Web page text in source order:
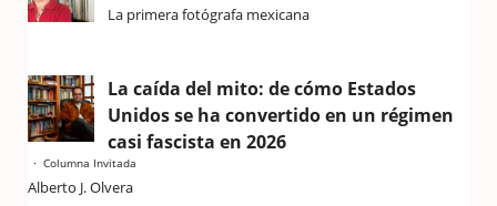
La primera fotógrafa mexicana
La caída del mito: de cómo Estados
Unidos se ha convertido en un régimen
casi fascista en 2026
Columna Invitada
Alberto J. Olvera